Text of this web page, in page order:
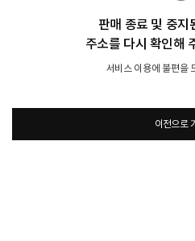
판매 종료 및 중지
주소를 다시 확인해
서비스 이용에 불편을
이전으로